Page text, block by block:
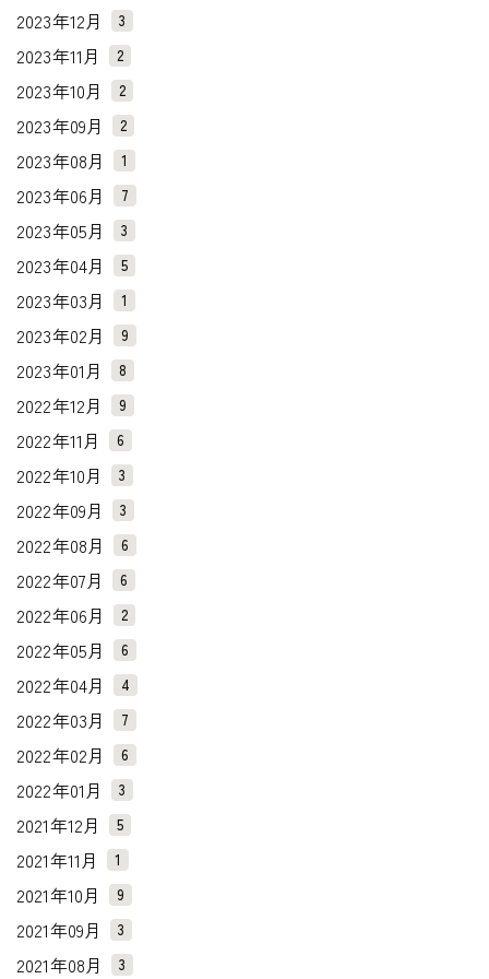
2023年12月 3
2023年11月 2
2023年10月 2
2023年09月 2
2023年08月 1
2023年06月 7
2023年05月 3
2023年04月 5
2023年03月 1
2023年02月 9
2023年01月 8
2022年12月 9
2022年11月 6
2022年10月 3
2022年09月 3
2022年08月 6
2022年07月 6
2022年06月 2
2022年05月 6
2022年04月 4
2022年03月 7
2022年02月 6
2022年01月 3
2021年12月 5
2021年11月 1
2021年10月 9
2021年09月 3
2021年08月 3